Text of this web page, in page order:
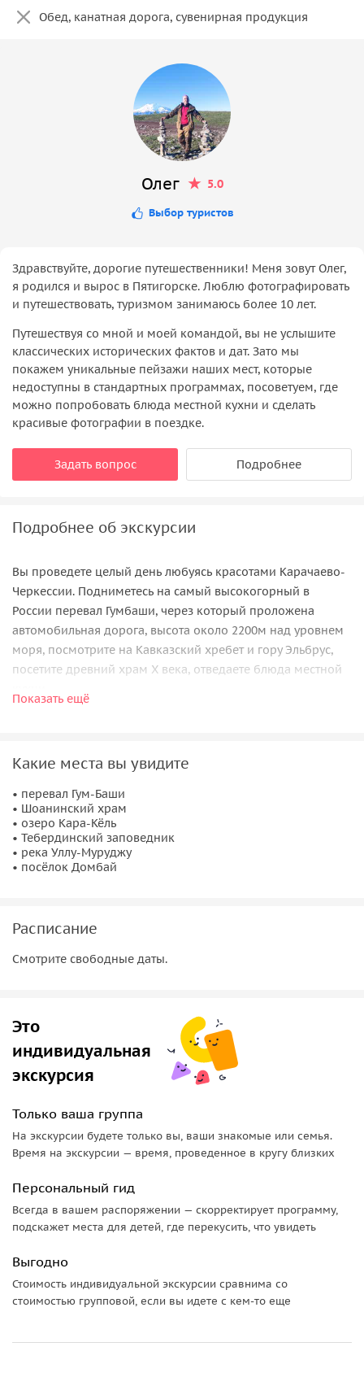
Обед, канатная дорога, сувенирная продукция
Олег 5.0
Выбор туристов
Здравствуйте, дорогие путешественники! Меня зовут Олег,
я родился и вырос в Пятигорске. Люблю фотографировать
и путешествовать, туризмом занимаюсь более 10 лет.
Путешествуя со мной и моей командой, вы не услышите
классических исторических фактов и дат. Зато мы
покажем уникальные пейзажи наших мест, которые
недоступны в стандартных программах, посоветуем, где
можно попробовать блюда местной кухни и сделать
красивые фотографии в поездке.
Задать вопрос Подробнее
Подробнее об экскурсии
Вы проведете целый день любуясь красотами Карачаево-
Черкессии. Подниметесь на самый высокогорный в
России перевал Гумбаши, через который проложена
автомобильная дорога, высота около 2200м над уровнем
моря, посмотрите на Кавказский хребет и гору Эльбрус,
посетите древний храм Х века, отведаете блюда местной
положительных эмоций и красивых фотографий в свой
Показать ещё
Какие места вы увидите
• перевал Гум-Баши
• Шоанинский храм
• озеро Кара-Кёль
• Тебердинский заповедник
• река Уллу-Муруджу
• посёлок Домбай
Расписание
Смотрите свободные даты.
Это
индивидуальная
экскурсия
Только ваша группа
На экскурсии будете только вы, ваши знакомые или семья.
Время на экскурсии — время, проведенное в кругу близких
Персональный гид
Всегда в вашем распоряжении — скорректирует программу,
подскажет места для детей, где перекусить, что увидеть
Выгодно
Стоимость индивидуальной экскурсии сравнима со
стоимостью групповой, если вы идете с кем-то еще